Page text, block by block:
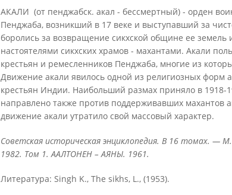
АКАЛИ (от пенджабск. акал - бессмертный) - орден
Пенджаба, возникший в 17 веке и выступавший за
боролись за возвращение сикхской общине ее земель
настоятелями сикхских храмов - махантами. Акали
крестьян и ремесленников Пенджаба, многие из
Движение акали явилось одной из религиозных форм
крестьян Индии. Наибольший размах приняло в 1918-
направлено также против поддерживавших махантов
движение акали утратило свой массовый характер.
Советская историческая энциклопедия. В 16 томах. —
1982. Том 1. ААЛТОНЕН – АЯНЫ. 1961.
Литература: Singh K., The sikhs, L., (1953).